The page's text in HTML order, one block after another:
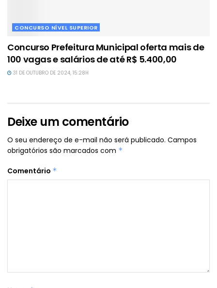
CONCURSO NÍVEL SUPERIOR
Concurso Prefeitura Municipal oferta mais de
100 vagas e salários de até R$ 5.400,00
31 DE OUTUBRO DE 2024, 15:28H
Deixe um comentário
O seu endereço de e-mail não será publicado. Campos
obrigatórios são marcados com *
Comentário *